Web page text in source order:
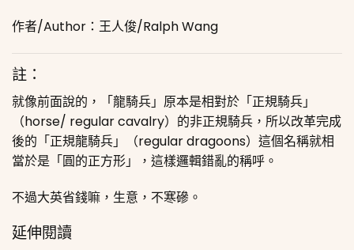
作者/Author：王人俊/Ralph Wang
註：
就像前面說的，「龍騎兵」原本是相對於「正規騎兵」
（horse/ regular cavalry）的非正規騎兵，所以改革完成
後的「正規龍騎兵」（regular dragoons）這個名稱就相
當於是「圓的正方形」，這樣邏輯錯亂的稱呼。
不過大英省錢嘛，生意，不寒磣。
延伸閱讀